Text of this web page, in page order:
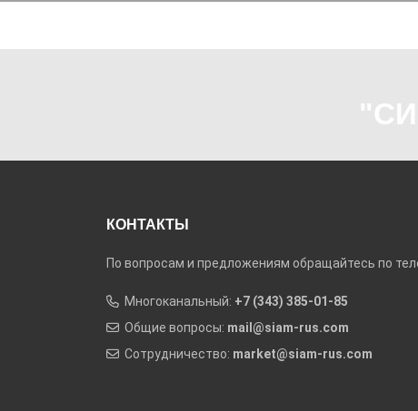
КОНТАКТЫ
По вопросам и предложениям обращайтесь по
Многоканальный: +7 (343) 385-01-85
Общие вопросы: mail@siam-rus.com
Сотрудничество: market@siam-rus.com